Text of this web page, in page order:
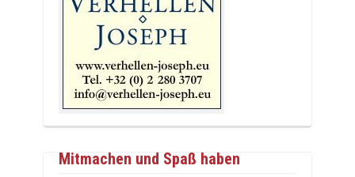
Mitmachen und Spaß haben